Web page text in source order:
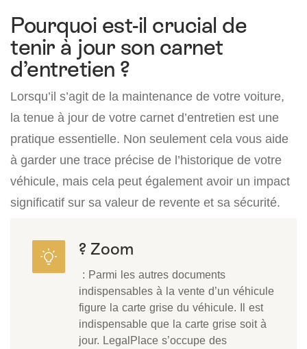
Pourquoi est-il crucial de
tenir à jour son carnet
d’entretien ?
Lorsqu’il s’agit de la maintenance de votre voiture,
la tenue à jour de votre carnet d’entretien est une
pratique essentielle. Non seulement cela vous aide
à garder une trace précise de l’historique de votre
véhicule, mais cela peut également avoir un impact
significatif sur sa valeur de revente et sa sécurité.
? Zoom
: Parmi les autres documents
indispensables à la vente d’un véhicule
figure la carte grise du véhicule. Il est
indispensable que la carte grise soit à
jour. LegalPlace s’occupe des